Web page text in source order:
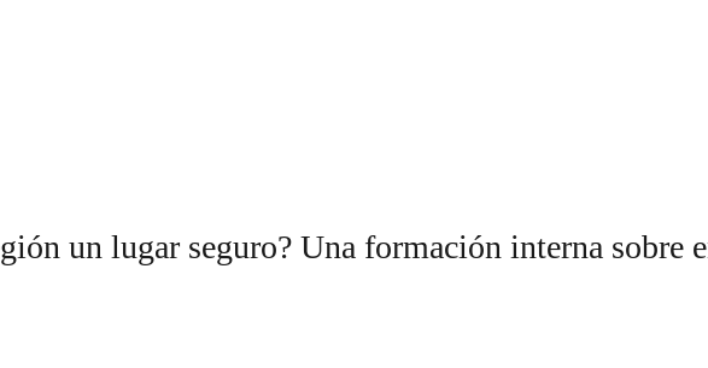
un lugar seguro? Una formación interna sobre